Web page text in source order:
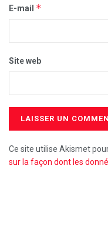
E-mail *
Site web
Ce site utilise Akismet
sur la façon dont les